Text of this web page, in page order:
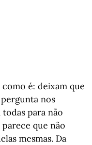
como é: deixam que
nos
para não
que não
mesmas. Da